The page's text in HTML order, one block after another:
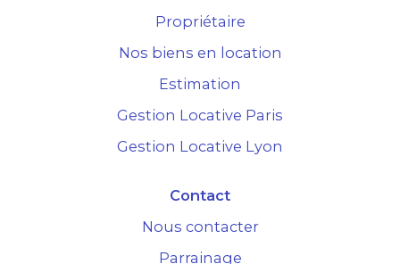
Propriétaire
Nos biens en location
Estimation
Gestion Locative Paris
Gestion Locative Lyon
Contact
Nous contacter
Parrainage